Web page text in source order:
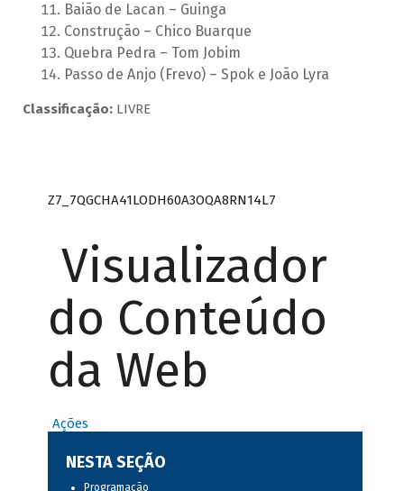
Baião de Lacan – Guinga
Construção – Chico Buarque
Quebra Pedra – Tom Jobim
Passo de Anjo (Frevo) – Spok e João Lyra
Classificação:LIVRE
Z7_7QGCHA41LODH60A3OQA8RN14L7
Visualizador
do Conteúdo
da Web
Ações
NESTA SEÇÃO
Programação